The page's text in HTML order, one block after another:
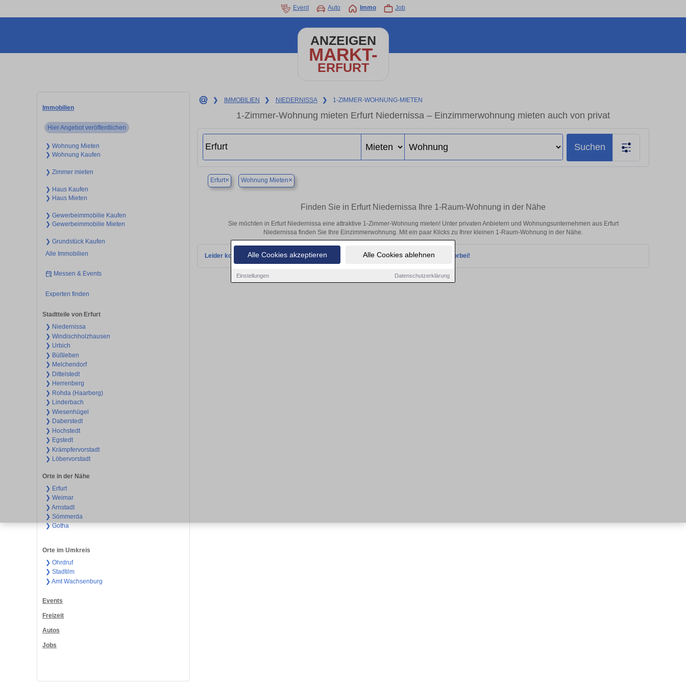
Alle Cookies akzeptieren Alle Cookies ablehnen
Einstellungen Datenschutzerklärung
Event Auto Immo Job
ANZEIGEN
MARKT-
ERFURT
Immobilien
Hier Angebot veröffentlichen
❯ Wohnung Mieten
❯ Wohnung Kaufen
❯ Zimmer mieten
❯ Haus Kaufen
❯ Haus Mieten
❯ Gewerbeimmobilie Kaufen
❯ Gewerbeimmobilie Mieten
❯ Grundstück Kaufen
Alle Immobilien
Messen & Events
Experten finden
Stadtteile von Erfurt
❯ Niedernissa
❯ Windischholzhausen
❯ Urbich
❯ Büßleben
❯ Melchendorf
❯ Dittelstedt
❯ Herrenberg
❯ Rohda (Haarberg)
❯ Linderbach
❯ Wiesenhügel
❯ Daberstedt
❯ Hochstedt
❯ Egstedt
❯ Krämpfervorstadt
❯ Löbervorstadt
Orte in der Nähe
❯ Erfurt
❯ Weimar
❯ Arnstadt
❯ Sömmerda
❯ Gotha
Orte im Umkreis
❯ Ohrdruf
❯ Stadtilm
❯ Amt Wachsenburg
Events
Freizeit
Autos
Jobs
❯ IMMOBILIEN ❯ NIEDERNISSA ❯ 1-ZIMMER-WOHNUNG-MIETEN
1-Zimmer-Wohnung mieten Erfurt Niedernissa – Einzimmerwohnung mieten auch von privat
Suchen
Erfurt× Wohnung Mieten×
Finden Sie in Erfurt Niedernissa Ihre 1-Raum-Wohnung in der Nähe
Sie möchten in Erfurt Niedernissa eine attraktive 1-Zimmer-Wohnung mieten! Unter privaten Anbietern und Wohnungsunternehmen aus Erfurt
Niedernissa finden Sie Ihre Einzimmerwohnung. Mit ein paar Klicks zu Ihrer kleinen 1-Raum-Wohnung in der Nähe.
Leider konnten wir derzeit keine passenden Objekte finden. Schauen Sie bald wieder vorbei!